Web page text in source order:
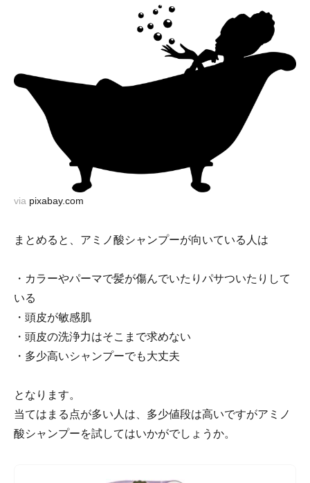
via pixabay.com
まとめると、アミノ酸シャンプーが向いている人は
・カラーやパーマで髪が傷んでいたりパサついたりして
いる
・頭皮が敏感肌
・頭皮の洗浄力はそこまで求めない
・多少高いシャンプーでも大丈夫
となります。
当てはまる点が多い人は、多少値段は高いですがアミノ
酸シャンプーを試してはいかがでしょうか。